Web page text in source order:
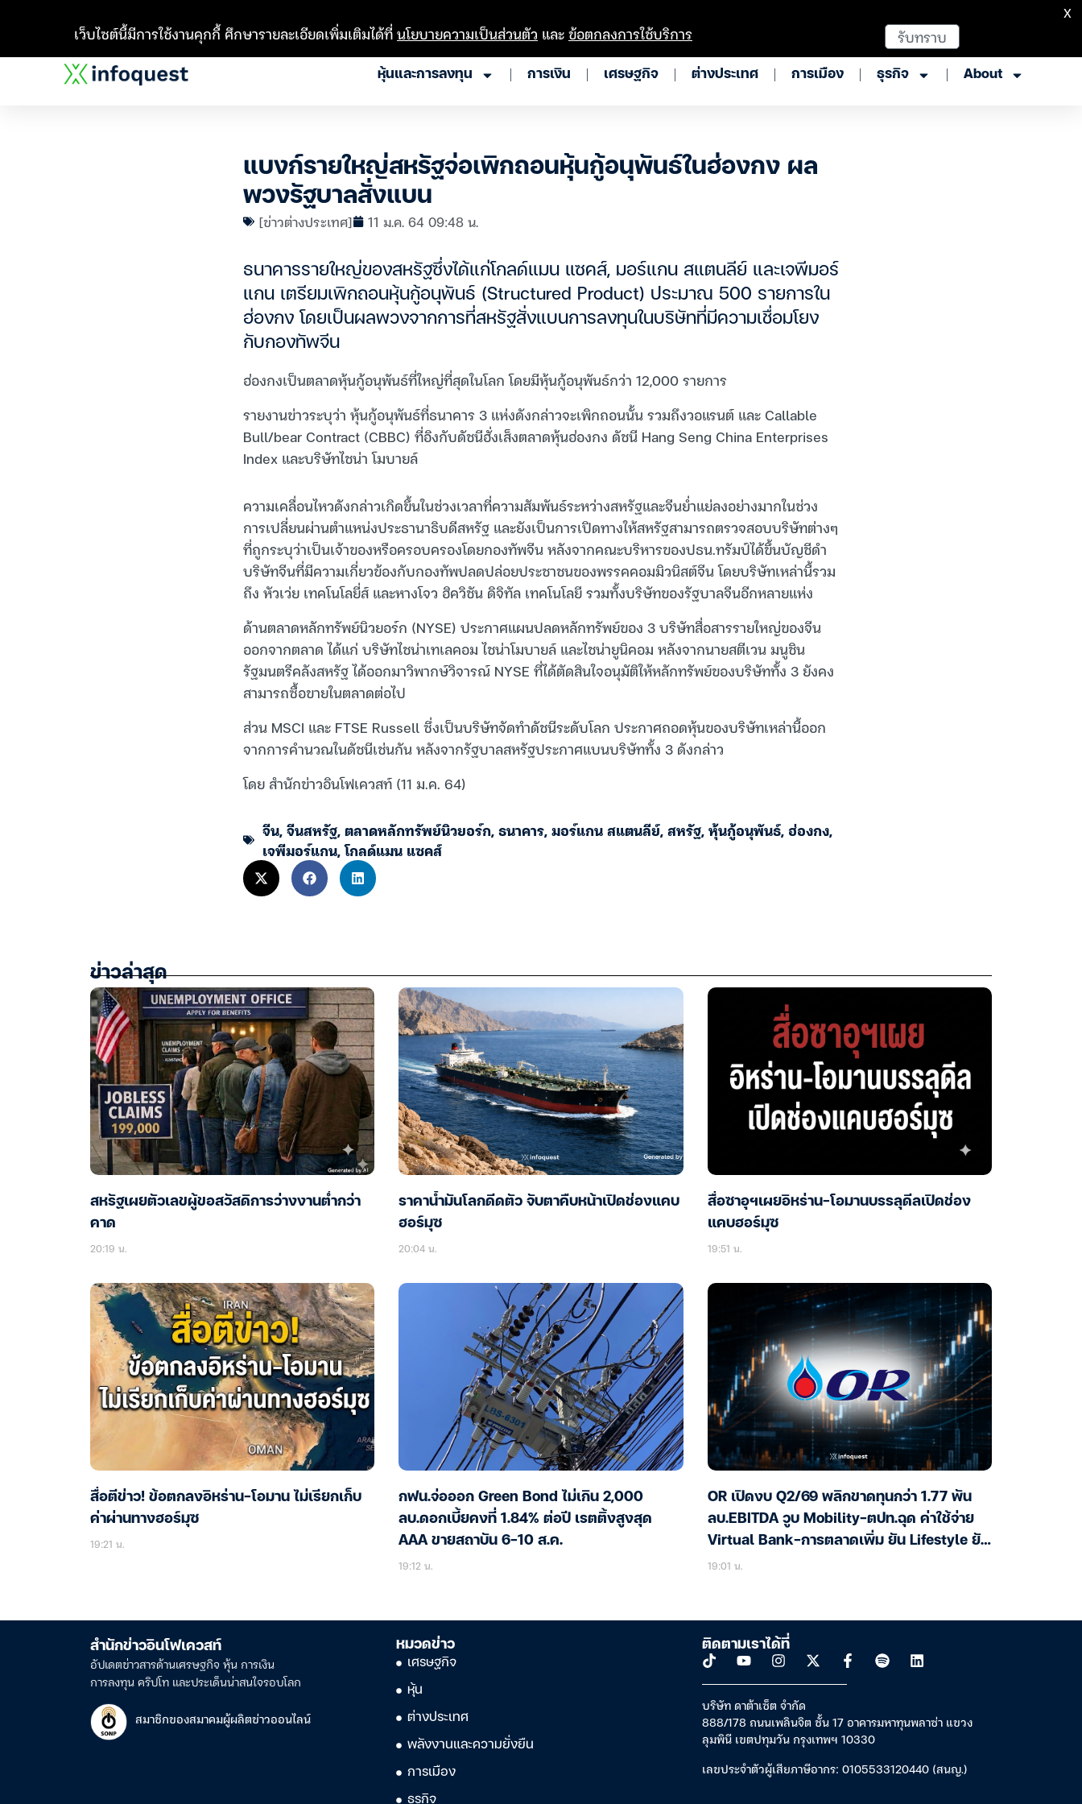
หุ้นและการลงทุน การเงิน เศรษฐกิจ ต่างประเทศ การเมือง ธุรกิจ About
แบงก์รายใหญ่สหรัฐจ่อเพิกถอนหุ้นกู้อนุพันธ์ในฮ่องกง ผล
พวงรัฐบาลสั่งแบน
[ข่าวต่างประเทศ] 11 ม.ค. 64 09:48 น.
ธนาคารรายใหญ่ของสหรัฐซึ่งได้แก่โกลด์แมน แซคส์, มอร์แกน สแตนลีย์ และเจพีมอร์
แกน เตรียมเพิกถอนหุ้นกู้อนุพันธ์ (Structured Product) ประมาณ 500 รายการใน
ฮ่องกง โดยเป็นผลพวงจากการที่สหรัฐสั่งแบนการลงทุนในบริษัทที่มีความเชื่อมโยง
กับกองทัพจีน
ฮ่องกงเป็นตลาดหุ้นกู้อนุพันธ์ที่ใหญ่ที่สุดในโลก โดยมีหุ้นกู้อนุพันธ์กว่า 12,000 รายการ
รายงานข่าวระบุว่า หุ้นกู้อนุพันธ์ที่ธนาคาร 3 แห่งดังกล่าวจะเพิกถอนนั้น รวมถึงวอแรนต์ และ Callable
Bull/bear Contract (CBBC) ที่อิงกับดัชนีฮั่งเส็งตลาดหุ้นฮ่องกง ดัชนี Hang Seng China Enterprises
Index และบริษัทไชน่า โมบายล์
ความเคลื่อนไหวดังกล่าวเกิดขึ้นในช่วงเวลาที่ความสัมพันธ์ระหว่างสหรัฐและจีนย่ำแย่ลงอย่างมากในช่วง
การเปลี่ยนผ่านตำแหน่งประธานาธิบดีสหรัฐ และยังเป็นการเปิดทางให้สหรัฐสามารถตรวจสอบบริษัทต่างๆ
ที่ถูกระบุว่าเป็นเจ้าของหรือครอบครองโดยกองทัพจีน หลังจากคณะบริหารของปธน.ทรัมป์ได้ขึ้นบัญชีดำ
บริษัทจีนที่มีความเกี่ยวข้องกับกองทัพปลดปล่อยประชาชนของพรรคคอมมิวนิสต์จีน โดยบริษัทเหล่านี้รวม
ถึง หัวเว่ย เทคโนโลยี่ส์ และหางโจว ฮิควิชัน ดิจิทัล เทคโนโลยี รวมทั้งบริษัทของรัฐบาลจีนอีกหลายแห่ง
ด้านตลาดหลักทรัพย์นิวยอร์ก (NYSE) ประกาศแผนปลดหลักทรัพย์ของ 3 บริษัทสื่อสารรายใหญ่ของจีน
ออกจากตลาด ได้แก่ บริษัทไชน่าเทเลคอม ไชน่าโมบายล์ และไชน่ายูนิคอม หลังจากนายสตีเวน มนูชิน
รัฐมนตรีคลังสหรัฐ ได้ออกมาวิพากษ์วิจารณ์ NYSE ที่ได้ตัดสินใจอนุมัติให้หลักทรัพย์ของบริษัททั้ง 3 ยังคง
สามารถซื้อขายในตลาดต่อไป
ส่วน MSCI และ FTSE Russell ซึ่งเป็นบริษัทจัดทำดัชนีระดับโลก ประกาศถอดหุ้นของบริษัทเหล่านี้ออก
จากการคำนวณในดัชนีเช่นกัน หลังจากรัฐบาลสหรัฐประกาศแบนบริษัททั้ง 3 ดังกล่าว
โดย สำนักข่าวอินโฟเควสท์ (11 ม.ค. 64)
จีน,จีนสหรัฐ,ตลาดหลักทรัพย์นิวยอร์ก,ธนาคาร,มอร์แกน สแตนลีย์,สหรัฐ,หุ้นกู้อนุพันธ์,ฮ่องกง,
เจพีมอร์แกน,โกลด์แมน แซคส์
ข่าวล่าสุด
สหรัฐเผยตัวเลขผู้ขอสวัสดิการว่างงานต่ำกว่า
คาด
20:19 น.
ราคาน้ำมันโลกดีดตัว จับตาคืบหน้าเปิดช่องแคบ
ฮอร์มุซ
20:04 น.
สื่อซาอุฯเผยอิหร่าน-โอมานบรรลุดีลเปิดช่อง
แคบฮอร์มุซ
19:51 น.
สื่อตีข่าว! ข้อตกลงอิหร่าน-โอมาน ไม่เรียกเก็บ
ค่าผ่านทางฮอร์มุซ
19:21 น.
กฟน.จ่อออก Green Bond ไม่เกิน 2,000
ลบ.ดอกเบี้ยคงที่ 1.84% ต่อปี เรตติ้งสูงสุด
AAA ขายสถาบัน 6-10 ส.ค.
19:12 น.
OR เปิดงบ Q2/69 พลิกขาดทุนกว่า 1.77 พัน
ลบ.EBITDA วูบ Mobility-ตปท.ฉุด ค่าใช้จ่าย
Virtual Bank-การตลาดเพิ่ม ยัน Lifestyle ยัง
โต
19:01 น.
สำนักข่าวอินโฟเควสท์
อัปเดตข่าวสารด้านเศรษฐกิจ หุ้น การเงิน
การลงทุน คริปโท และประเด็นน่าสนใจรอบโลก
สมาชิกของสมาคมผู้ผลิตข่าวออนไลน์
หมวดข่าว
เศรษฐกิจ
หุ้น
ต่างประเทศ
พลังงานและความยั่งยืน
การเมือง
ธุรกิจ
ติดตามเราได้ที่
บริษัท ดาต้าเซ็ต จำกัด
888/178 ถนนเพลินจิต ชั้น 17 อาคารมหาทุนพลาซ่า แขวง
ลุมพินี เขตปทุมวัน กรุงเทพฯ 10330
เลขประจำตัวผู้เสียภาษีอากร: 0105533120440 (สนญ.)
เว็บไซต์นี้มีการใช้งานคุกกี้ ศึกษารายละเอียดเพิ่มเติมได้ที่นโยบายความเป็นส่วนตัว และข้อตกลงการใช้บริการ รับทราบ
X